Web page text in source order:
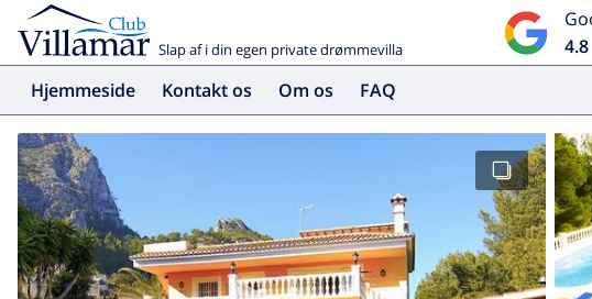
Slap af i din egen private drømmevilla
4.8
Hjemmeside Kontakt os Om os FAQ